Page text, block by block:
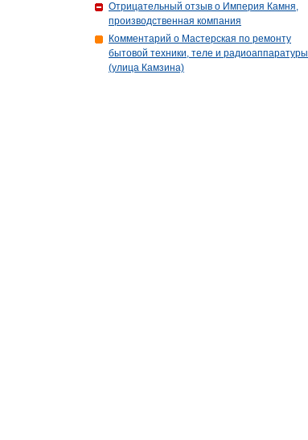
Отрицательный отзыв о Империя Камня,
производственная компания
Комментарий о Мастерская по ремонту
бытовой техники, теле и радиоаппаратуры
(улица Камзина)